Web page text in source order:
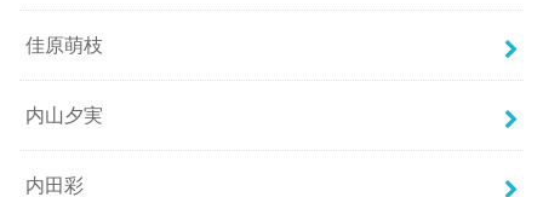
佳原萌枝
内山夕実
内田彩